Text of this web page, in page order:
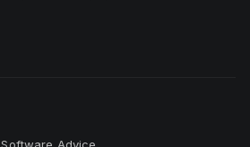
Software Advice